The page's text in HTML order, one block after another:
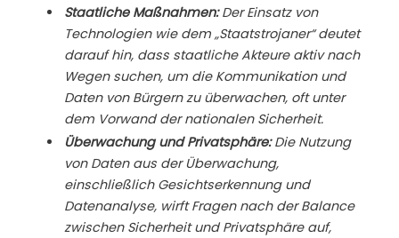
Staatliche Maßnahmen:Der Einsatz von
Technologien wie dem „Staatstrojaner“ deutet
darauf hin, dass staatliche Akteure aktiv nach
Wegen suchen, um die Kommunikation und
Daten von Bürgern zu überwachen, oft unter
dem Vorwand der nationalen Sicherheit.
Überwachung und Privatsphäre:Die Nutzung
von Daten aus der Überwachung,
einschließlich Gesichtserkennung und
Datenanalyse, wirft Fragen nach der Balance
zwischen Sicherheit und Privatsphäre auf,